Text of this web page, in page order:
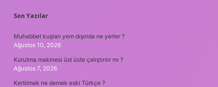
SIDEBAR
Son Yazılar
Muhabbet kuşları yem dışında ne yerler ?
Ağustos 10, 2026
Kurutma makinesi üst üste çalıştırılır mı ?
Ağustos 7, 2026
Kertilmek ne demek eski Türkçe ?